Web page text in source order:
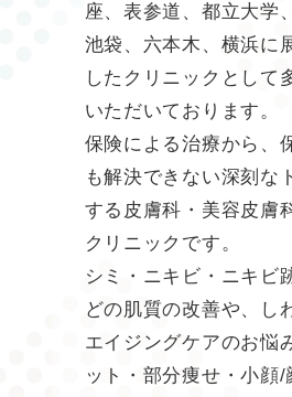
座、表参道、都立大学
池袋、六本木、横浜に
したクリニックとして
いただいております。
保険による治療から、
も解決できない深刻な
する皮膚科・美容皮膚
クリニックです。
シミ・ニキビ・ニキビ
どの肌質の改善や、し
エイジングケアのお悩
ット・部分痩せ・小顔